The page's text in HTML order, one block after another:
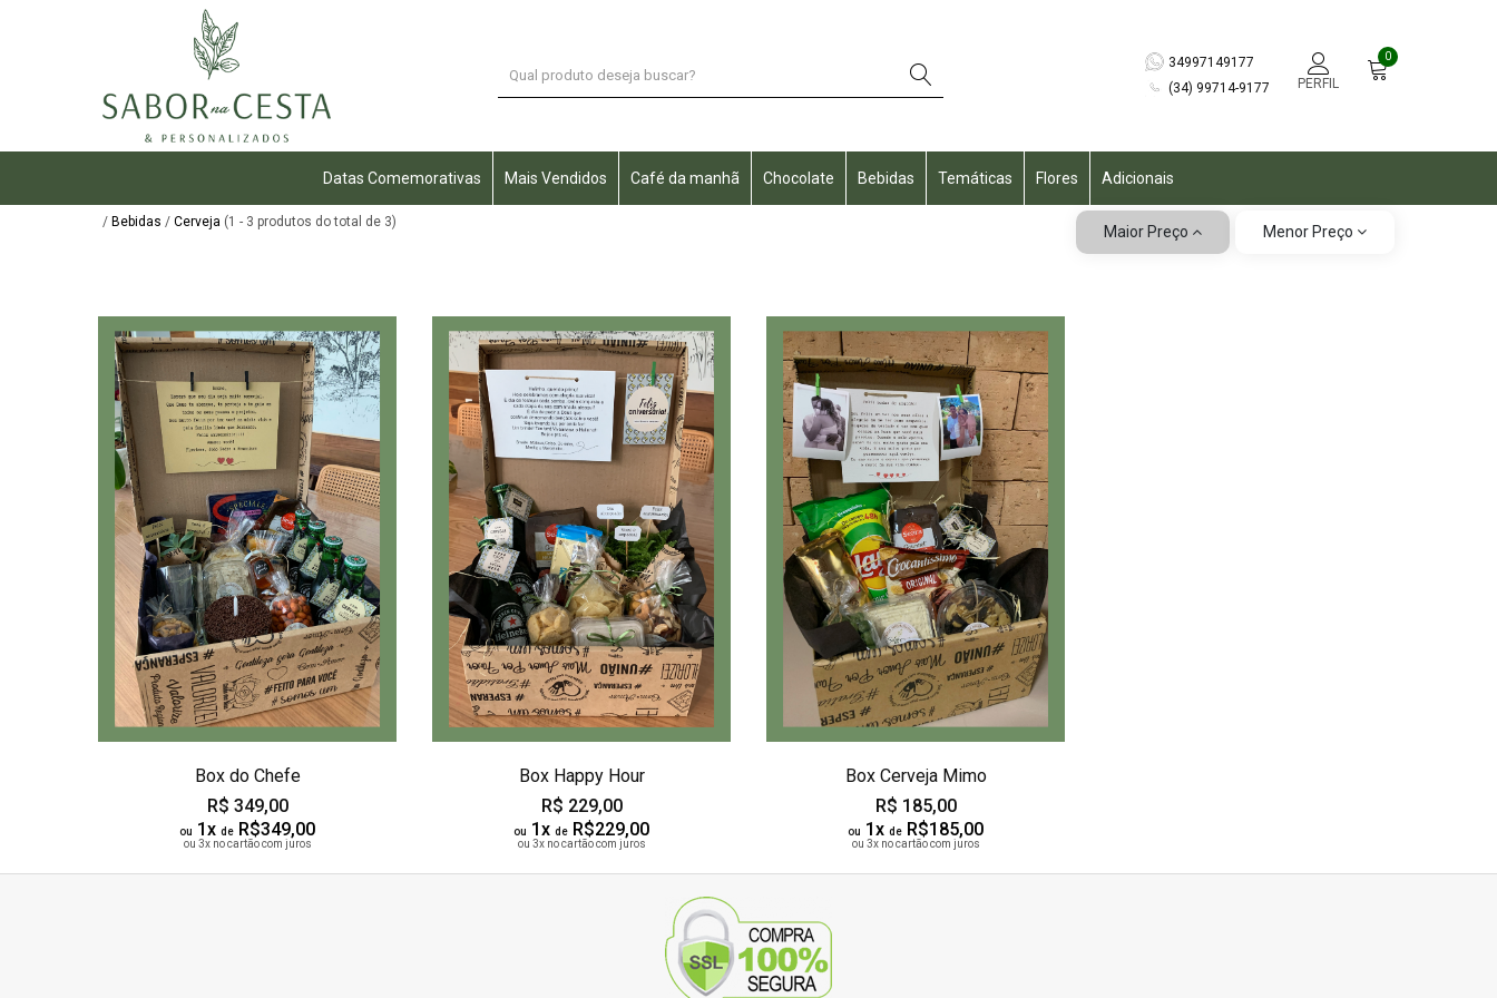
34997149177
(34) 99714-9177
PERFIL
0
Datas Comemorativas Mais Vendidos Café da manhã Chocolate Bebidas Temáticas Flores Adicionais
/ Bebidas / Cerveja (1 - 3 produtos do total de 3)
Maior Preço Menor Preço
Box do Chefe
R$ 349,00
ou 1x de R$349,00
ou 3x no cartão com juros
Box Happy Hour
R$ 229,00
ou 1x de R$229,00
ou 3x no cartão com juros
Box Cerveja Mimo
R$ 185,00
ou 1x de R$185,00
ou 3x no cartão com juros